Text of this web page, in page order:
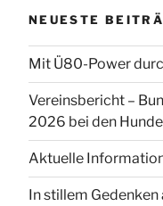
NEUESTE
Mit Ü80-Power
Vereinsbericht –
2026 bei den
Aktuelle
In stillem Gedenken